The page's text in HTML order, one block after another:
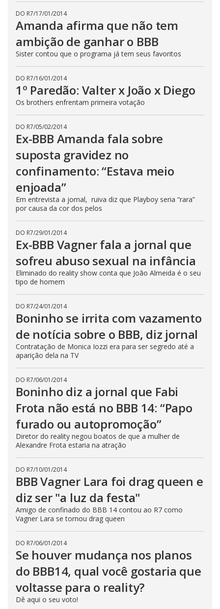
DO R7/17/01/2014
Amanda afirma que não tem
ambição de ganhar o BBB
Sister contou que o programa já tem seus favoritos
DO R7/16/01/2014
1º Paredão: Valter x João x Diego
Os brothers enfrentam primeira votação
DO R7/05/02/2014
Ex-BBB Amanda fala sobre
suposta gravidez no
confinamento: “Estava meio
enjoada”
Em entrevista a jornal, ruiva diz que Playboy seria “rara”
por causa da cor dos pelos
DO R7/29/01/2014
Ex-BBB Vagner fala a jornal que
sofreu abuso sexual na infância
Eliminado do reality show conta que João Almeida é o seu
tipo de homem
DO R7/24/01/2014
Boninho se irrita com vazamento
de notícia sobre o BBB, diz jornal
Contratação de Monica Iozzi era para ser segredo até a
aparição dela na TV
DO R7/06/01/2014
Boninho diz a jornal que Fabi
Frota não está no BBB 14: “Papo
furado ou autopromoção”
Diretor do reality negou boatos de que a mulher de
Alexandre Frota estaria na atração
DO R7/10/01/2014
BBB Vagner Lara foi drag queen e
diz ser "a luz da festa"
Amigo de confinado do BBB 14 contou ao R7 como
Vagner Lara se tornou drag queen
DO R7/06/01/2014
Se houver mudança nos planos
do BBB14, qual você gostaria que
voltasse para o reality?
Dê aqui o seu voto!